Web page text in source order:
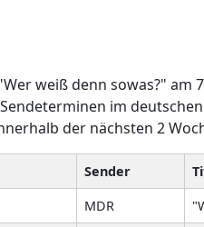
weiß denn sowas?" am
im deutschen
der nächsten 2
Sender
MDR